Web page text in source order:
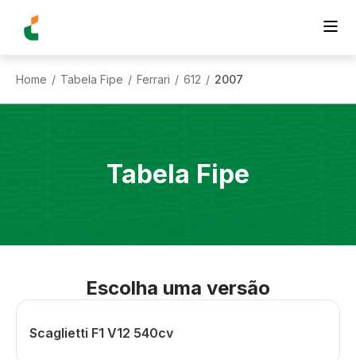
Home / Tabela Fipe / Ferrari / 612 / 2007
Tabela Fipe
Escolha uma versão
Scaglietti F1 V12 540cv